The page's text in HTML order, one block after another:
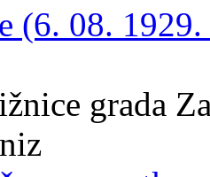
(6. 08.
grada